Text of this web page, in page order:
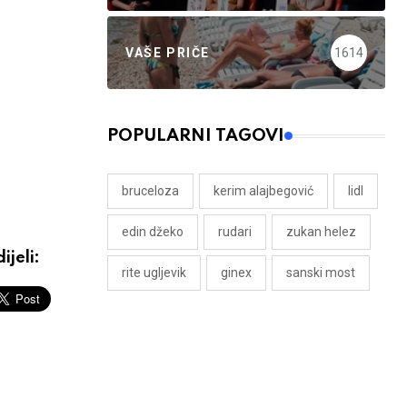
VAŠE PRIČE 1614
POPULARNI TAGOVI
bruceloza kerim alajbegović lidl
edin džeko rudari zukan helez
rite ugljevik ginex sanski most